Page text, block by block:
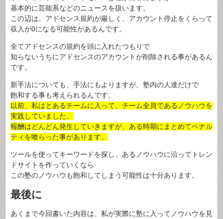
基本的に芸能系などのニュースを扱います。
この辺は、アドセンス規約が厳しく、アカウント停止をくらって
収入が0になる可能性があるんです。
全てアドセンスの規約を頭に入れたつもりで
知らないうちにアドセンスのアカウントが削除される事があるん
です。
新手法についても、手法にもよりますが、塾内の人達だけで
飽和する事も考えられるんです。
以前、私はとあるチームに入って、チーム全員であるノウハウを
実践していました。
報酬はどんどん発生していきますが、ある時期にまとめてペナル
ティを喰らった事があります。
ツールを使ってキーワードを探し、あるノウハウに沿ってトレン
ドサイトを作っていくなら
この塾のノウハウも飽和してしまう可能性は十分あります。
最後に
あくまで今回書いた内容は、私が実際に塾に入ってノウハウを見